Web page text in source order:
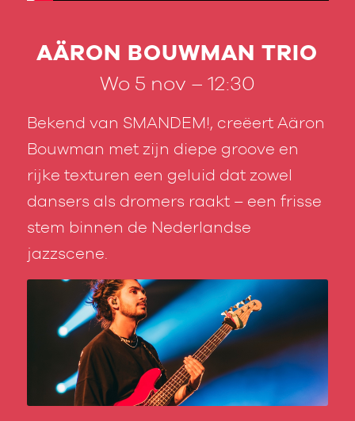
AÄRON BOUWMAN TRIO
Wo 5 nov – 12:30
Bekend van SMANDEM!, creëert Aäron
Bouwman met zijn diepe groove en
rijke texturen een geluid dat zowel
dansers als dromers raakt – een frisse
stem binnen de Nederlandse
jazzscene.